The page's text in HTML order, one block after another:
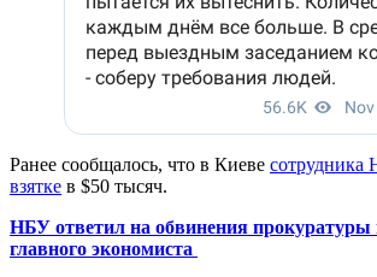
Ранее сообщалось, что в Киеве сотрудника
взятке в $50 тысяч.
НБУ ответил на обвинения прокуратуры
главного экономиста